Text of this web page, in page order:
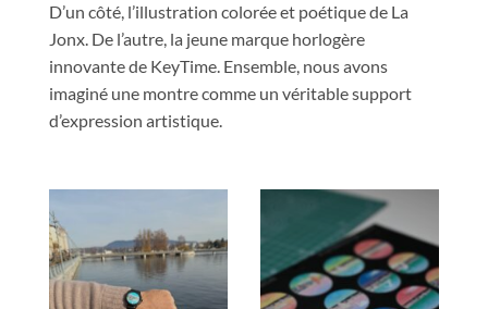
D’un côté, l’illustration colorée et poétique de La
Jonx. De l’autre, la jeune marque horlogère
innovante de KeyTime. Ensemble, nous avons
imaginé une montre comme un véritable support
d’expression artistique.